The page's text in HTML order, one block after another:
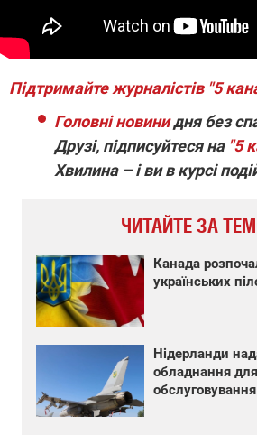
Підтримайте журналістів "5
Головні новинидня без
Друзі, підписуйтеся на "5
Хвилина – і ви в курсі
ЧИТАЙТЕ ЗА
Канада
українських
Нідерланди
обладнання для